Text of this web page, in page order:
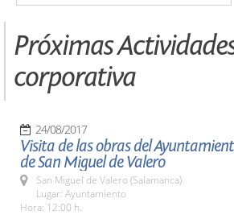
Próximas
corporativa
24/08/2017
Visita de las obras del
de San Miguel de Valero
San Miguel de Valero (Salamanca)
Lugar: Ayuntamiento
Hora: 12:00 h.